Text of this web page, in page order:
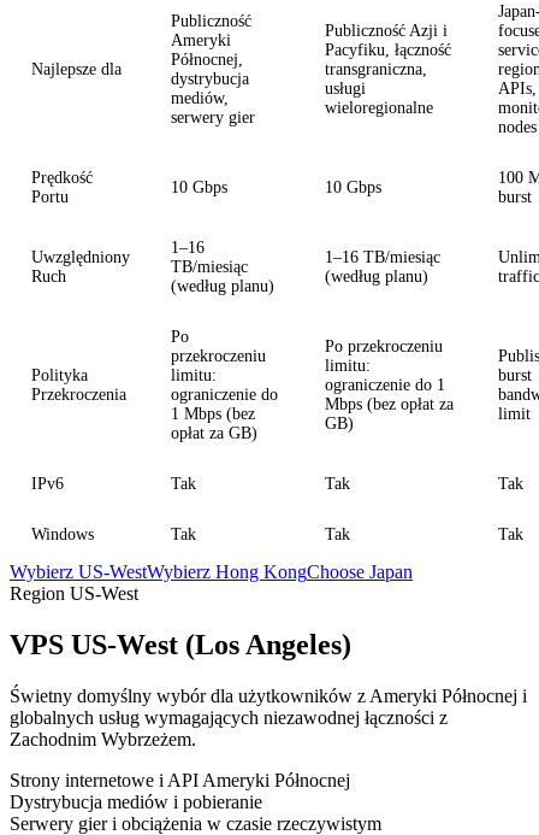
Najlepsze dla
Publiczność
Ameryki
Północnej,
dystrybucja
mediów,
serwery gier
Publiczność Azji i
Pacyfiku, łączność
transgraniczna,
usługi
wieloregionalne
APIs,
nodes
Prędkość
Portu
10 Gbps 10 Gbps
100
burst
Uwzględniony
Ruch
1–16
TB/miesiąc
(według planu)
1–16 TB/miesiąc
(według planu)
traffic
Polityka
Przekroczenia
Po
przekroczeniu
limitu:
ograniczenie do
1 Mbps (bez
opłat za GB)
Po przekroczeniu
limitu:
ograniczenie do 1
Mbps (bez opłat za
GB)
burst
limit
IPv6 Tak Tak Tak
Windows Tak Tak Tak
Wybierz US-WestWybierz Hong KongChoose Japan
Region US-West
VPS US-West (Los Angeles)
Świetny domyślny wybór dla użytkowników z Ameryki Północnej i
globalnych usług wymagających niezawodnej łączności z
Zachodnim Wybrzeżem.
Strony internetowe i API Ameryki Północnej
Dystrybucja mediów i pobieranie
Serwery gier i obciążenia w czasie rzeczywistym